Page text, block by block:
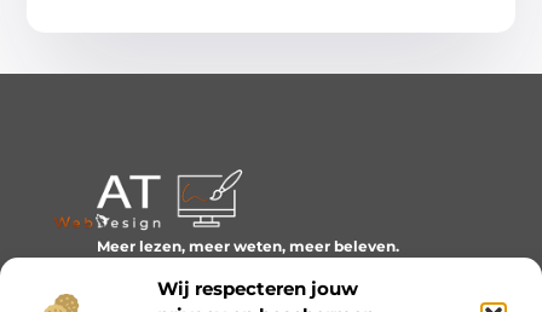
Wij respecteren jouw
Meer lezen, meer weten, meer beleven.
het dagelijks leven boeiend maakt.